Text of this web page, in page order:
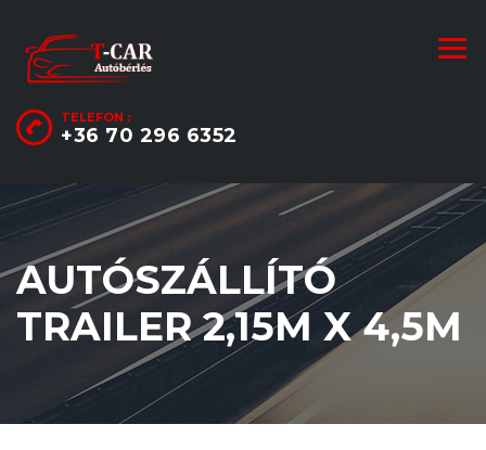
TELEFON :
+36 70 296 6352
AUTÓSZÁLLÍTÓ
TRAILER 2,15M X 4,5M